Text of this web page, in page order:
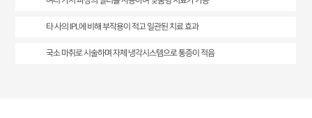
타 사의 IPL에 비해 부작용이 적고 일관된 치료 효과
국소 마취로 시술하며 자체 냉각시스템으로 통증이 적음